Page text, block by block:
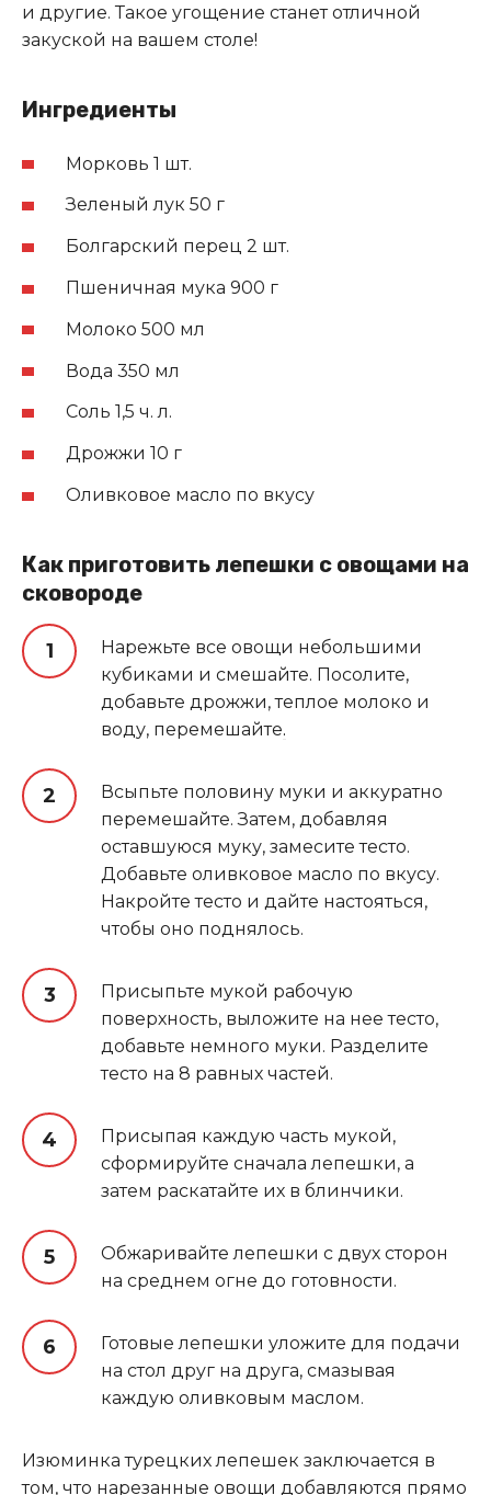
и другие. Такое угощение станет отличной
закуской на вашем столе!
Ингредиенты
Морковь 1 шт.
Зеленый лук 50 г
Болгарский перец 2 шт.
Пшеничная мука 900 г
Молоко 500 мл
Вода 350 мл
Соль 1,5 ч. л.
Дрожжи 10 г
Оливковое масло по вкусу
Как приготовить лепешки с овощами на
сковороде
Нарежьте все овощи небольшими
кубиками и смешайте. Посолите,
добавьте дрожжи, теплое молоко и
воду, перемешайте.
Всыпьте половину муки и аккуратно
перемешайте. Затем, добавляя
оставшуюся муку, замесите тесто.
Добавьте оливковое масло по вкусу.
Накройте тесто и дайте настояться,
чтобы оно поднялось.
Присыпьте мукой рабочую
поверхность, выложите на нее тесто,
добавьте немного муки. Разделите
тесто на 8 равных частей.
Присыпая каждую часть мукой,
сформируйте сначала лепешки, а
затем раскатайте их в блинчики.
Обжаривайте лепешки с двух сторон
на среднем огне до готовности.
Готовые лепешки уложите для подачи
на стол друг на друга, смазывая
каждую оливковым маслом.
Изюминка турецких лепешек заключается в
том, что нарезанные овощи добавляются прямо